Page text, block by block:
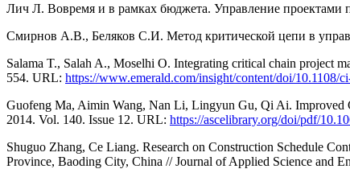
Лич Л. Вовремя и в рамках бюджета. Управление
Смирнов А.В., Беляков С.И. Метод критической цепи в
Salama T., Salah A., Moselhi O. Integrating critical chain project
554. URL: https://www.emerald.com/insight/content/doi/10.1108/
Guofeng Ma, Aimin Wang, Nan Li, Lingyun Gu, Qi Ai. Improved
2014. Vol. 140. Issue 12. URL: https://ascelibrary.org/doi/pdf/
Shuguo Zhang, Ce Liang. Research on Construction Schedule
Province, Baoding City, China // Journal of Applied Science and